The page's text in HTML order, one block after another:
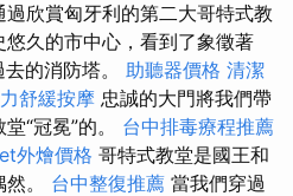
過欣賞匈牙利的第二大哥特式教
久的市中心，看到了象徵著
的消防塔。 助聽器價格 清潔
舒緩按摩 忠誠的大門將我們帶
“冠冕”的。 台中排毒療程推薦
外燴價格 哥特式教堂是國王和
。 台中整復推薦 當我們穿過